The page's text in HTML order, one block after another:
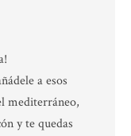
a esos
mediterráneo,
y te quedas